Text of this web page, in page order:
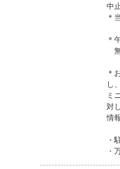
中
＊
＊
無
＊
し、
ミ
対
情
・
・